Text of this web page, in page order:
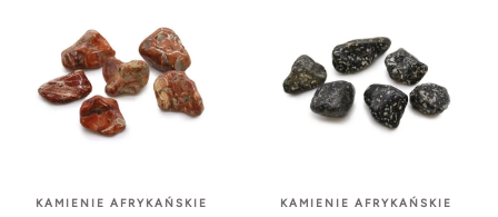
KAMIENIE AFRYKAŃSKIE KAMIENIE AFRYKAŃSKIE